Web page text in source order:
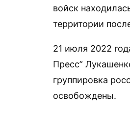
войск
территории
21 июля 2022
Пресс”
группировка
освобождены.